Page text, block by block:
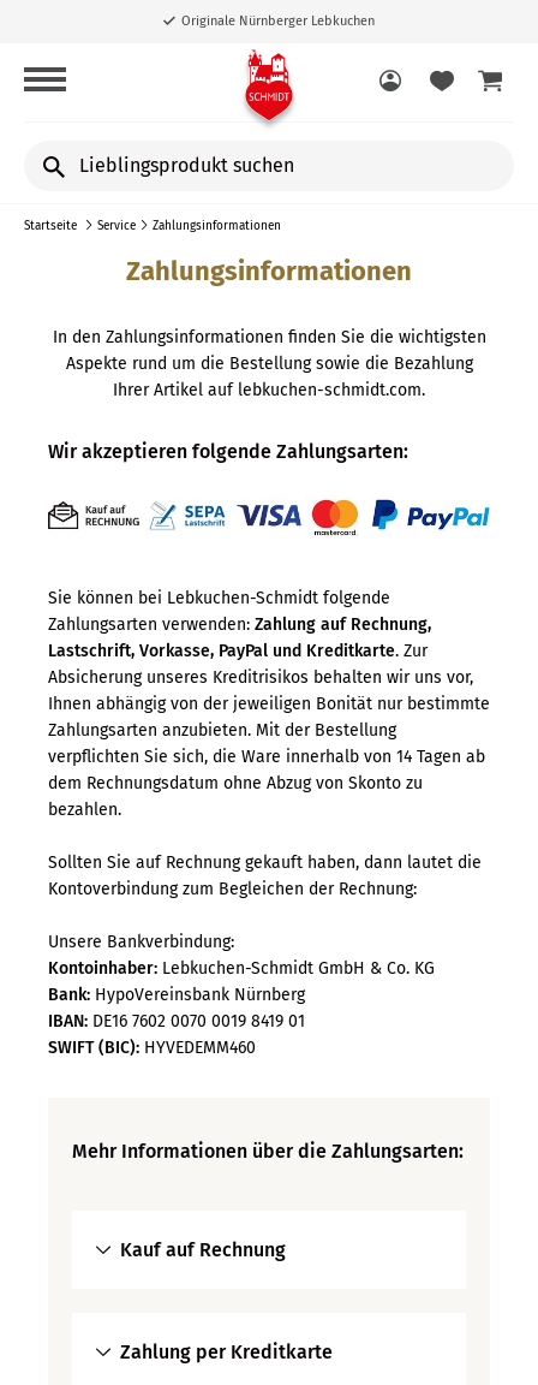
Originale Nürnberger Lebkuchen
Lieblingsprodukt
suchen
Startseite Service Zahlungsinformationen
Zahlungsinformationen
In den Zahlungsinformationen finden Sie die wichtigsten
Aspekte rund um die Bestellung sowie die Bezahlung
Ihrer Artikel auf lebkuchen-schmidt.com.
Wir akzeptieren folgende Zahlungsarten:
Sie können bei Lebkuchen-Schmidt folgende
Zahlungsarten verwenden: Zahlung auf Rechnung,
Lastschrift, Vorkasse, PayPal und Kreditkarte. Zur
Absicherung unseres Kreditrisikos behalten wir uns vor,
Ihnen abhängig von der jeweiligen Bonität nur bestimmte
Zahlungsarten anzubieten. Mit der Bestellung
verpflichten Sie sich, die Ware innerhalb von 14 Tagen ab
dem Rechnungsdatum ohne Abzug von Skonto zu
bezahlen.
Sollten Sie auf Rechnung gekauft haben, dann lautet die
Kontoverbindung zum Begleichen der Rechnung:
Unsere Bankverbindung:
Kontoinhaber: Lebkuchen-Schmidt GmbH & Co. KG
Bank: HypoVereinsbank Nürnberg
IBAN: DE16 7602 0070 0019 8419 01
SWIFT (BIC): HYVEDEMM460
Mehr Informationen über die Zahlungsarten:
Kauf auf Rechnung
Zahlung per Kreditkarte